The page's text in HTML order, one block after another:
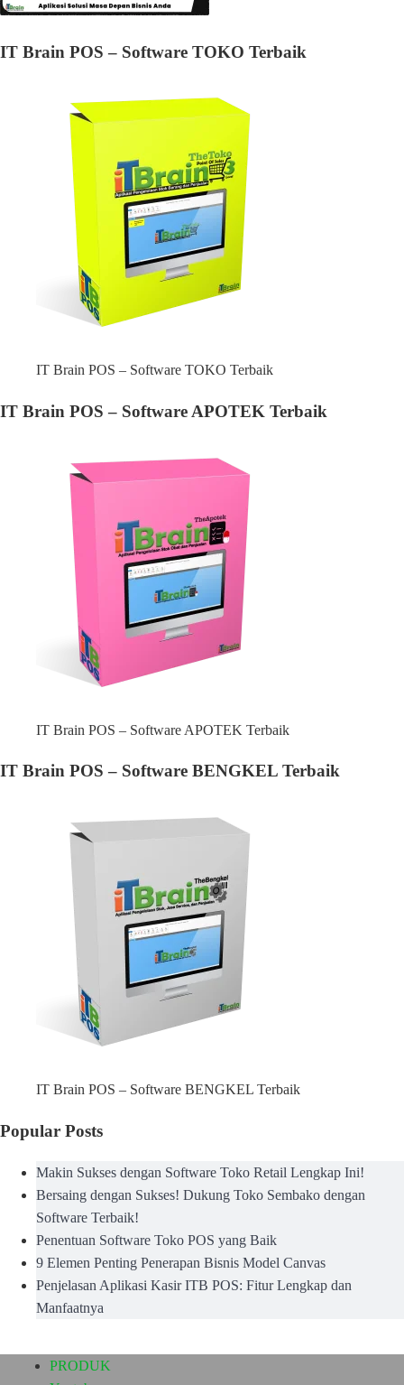
IT Brain POS – Software TOKO Terbaik
IT Brain POS – Software TOKO Terbaik
IT Brain POS – Software APOTEK Terbaik
IT Brain POS – Software APOTEK Terbaik
IT Brain POS – Software BENGKEL Terbaik
IT Brain POS – Software BENGKEL Terbaik
Popular Posts
Makin Sukses dengan Software Toko Retail Lengkap Ini!
Bersaing dengan Sukses! Dukung Toko Sembako dengan
Software Terbaik!
Penentuan Software Toko POS yang Baik
9 Elemen Penting Penerapan Bisnis Model Canvas
Penjelasan Aplikasi Kasir ITB POS: Fitur Lengkap dan
Manfaatnya
PRODUK